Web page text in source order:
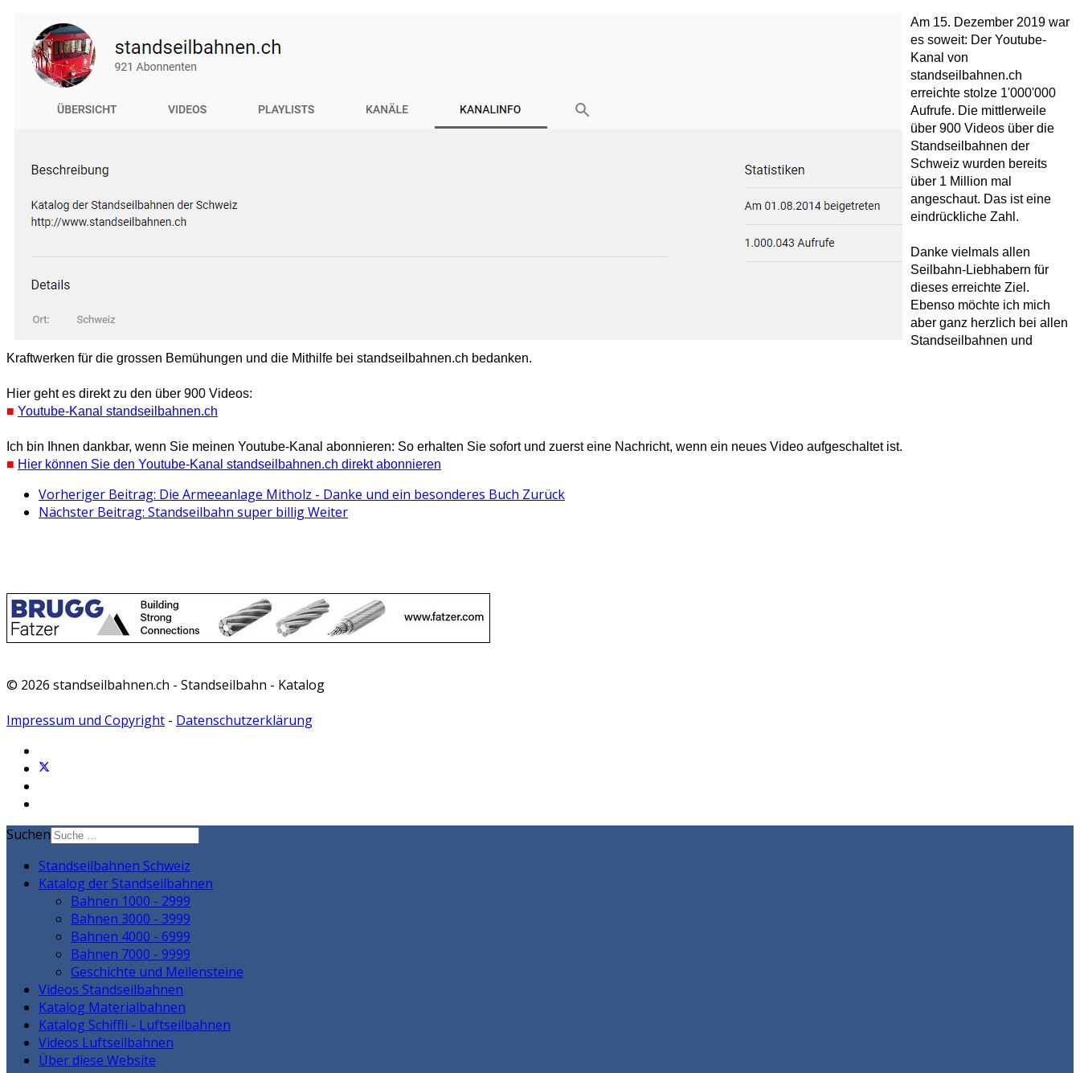
Am 15. Dezember 2019 war
es soweit: Der Youtube-
Kanal von
standseilbahnen.ch
erreichte stolze 1'000'000
Aufrufe. Die mittlerweile
über 900 Videos über die
Standseilbahnen der
Schweiz wurden bereits
über 1 Million mal
angeschaut. Das ist eine
eindrückliche Zahl.
Danke vielmals allen
Seilbahn-Liebhabern für
dieses erreichte Ziel.
Ebenso möchte ich mich
aber ganz herzlich bei allen
Standseilbahnen und
Kraftwerken für die grossen Bemühungen und die Mithilfe bei standseilbahnen.ch bedanken.
Hier geht es direkt zu den über 900 Videos:
■ Youtube-Kanal standseilbahnen.ch
Ich bin Ihnen dankbar, wenn Sie meinen Youtube-Kanal abonnieren: So erhalten Sie sofort und zuerst eine Nachricht, wenn ein neues Video aufgeschaltet ist.
■ Hier können Sie den Youtube-Kanal standseilbahnen.ch direkt abonnieren
Vorheriger Beitrag: Die Armeeanlage Mitholz - Danke und ein besonderes Buch Zurück
Nächster Beitrag: Standseilbahn super billigWeiter
© 2026 standseilbahnen.ch - Standseilbahn - Katalog
Impressum und Copyright - Datenschutzerklärung
Suchen
Standseilbahnen Schweiz
Katalog der Standseilbahnen
Bahnen 1000 - 2999
Bahnen 3000 - 3999
Bahnen 4000 - 6999
Bahnen 7000 - 9999
Geschichte und Meilensteine
Videos Standseilbahnen
Katalog Materialbahnen
Katalog Schiffli - Luftseilbahnen
Videos Luftseilbahnen
Über diese Website